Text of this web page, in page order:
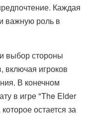
Каждая
важную роль в
выбор стороны
включая игроков
В конечном
в игре "The Elder
остается за